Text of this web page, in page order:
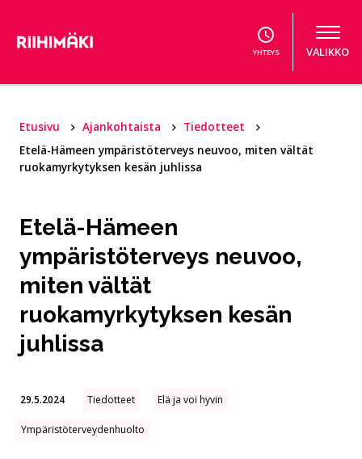
YHTEYS VALIKKO
Etusivu Ajankohtaista
Tiedotteet
Etelä-Hämeen ympäristöterveys neuvoo, miten vältät
ruokamyrkytyksen kesän juhlissa
Etelä-Hämeen
ympäristöterveys neuvoo,
miten vältät
ruokamyrkytyksen kesän
juhlissa
29.5.2024 Tiedotteet Elä ja voi hyvin
Ympäristöterveydenhuolto